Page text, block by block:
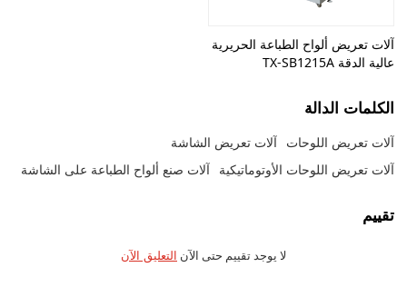
آلات تعريض ألواح الطباعة الحريرية
عالية الدقة TX-SB1215A
الكلمات الدالة
آلات تعريض اللوحات
آلات تعريض الشاشة
آلات تعريض اللوحات الأوتوماتيكية
آلات صنع ألواح الطباعة على الشاشة
تقييم
لا يوجد تقييم حتى الآن التعليق الآن